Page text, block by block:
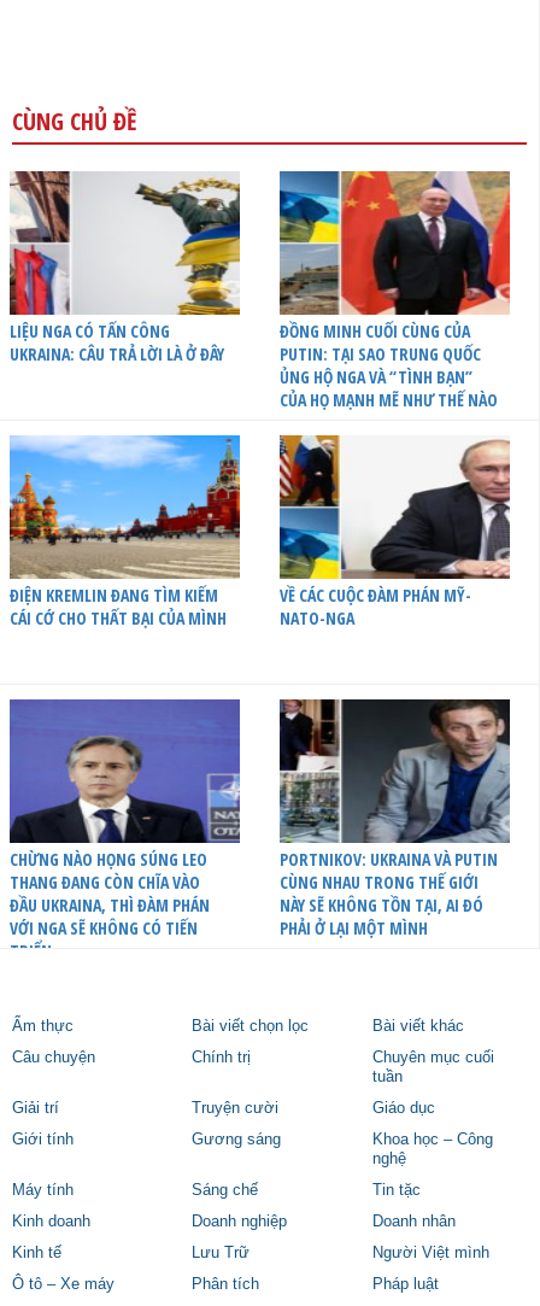
CÙNG CHỦ ĐỀ
LIỆU NGA CÓ TẤN CÔNG
UKRAINA: CÂU TRẢ LỜI LÀ Ở ĐÂY
ĐỒNG MINH CUỐI CÙNG CỦA
PUTIN: TẠI SAO TRUNG QUỐC
ỦNG HỘ NGA VÀ “TÌNH BẠN”
CỦA HỌ MẠNH MẼ NHƯ THẾ NÀO
ĐIỆN KREMLIN ĐANG TÌM KIẾM
CÁI CỚ CHO THẤT BẠI CỦA MÌNH
VỀ CÁC CUỘC ĐÀM PHÁN MỸ-
NATO-NGA
CHỪNG NÀO HỌNG SÚNG LEO
THANG ĐANG CÒN CHĨA VÀO
ĐẦU UKRAINA, THÌ ĐÀM PHÁN
VỚI NGA SẼ KHÔNG CÓ TIẾN
TRIỂN
PORTNIKOV: UKRAINA VÀ PUTIN
CÙNG NHAU TRONG THẾ GIỚI
NÀY SẼ KHÔNG TỒN TẠI, AI ĐÓ
PHẢI Ở LẠI MỘT MÌNH
Ẩm thực Bài viết chọn lọc
Bài viết khác
Câu chuyện
Chính trị
Chuyên mục cuối
tuần
Giải trí
Truyện cười
Giáo dục
Giới tính
Gương sáng
Khoa học – Công
nghệ
Máy tính
Sáng chế
Tin tặc
Kinh doanh
Doanh nghiệp
Doanh nhân
Kinh tế
Lưu Trữ
Người Việt mình
Ô tô – Xe máy
Phân tích
Pháp luật